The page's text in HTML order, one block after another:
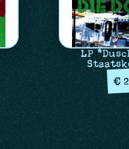
LP
€